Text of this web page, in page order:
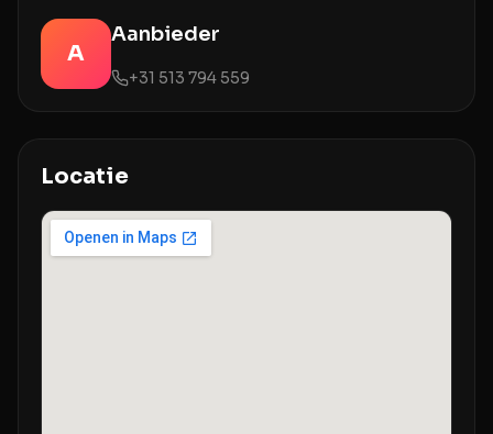
A
Aanbieder
+31 513 794 559
Locatie